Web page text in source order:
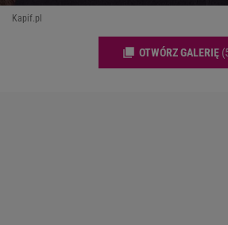
Kapif.pl
OTWÓRZ GALERIĘ